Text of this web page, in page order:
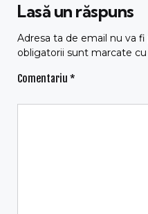
Lasă un răspuns
Adresa ta de email nu va fi
obligatorii sunt marcate cu
Comentariu *